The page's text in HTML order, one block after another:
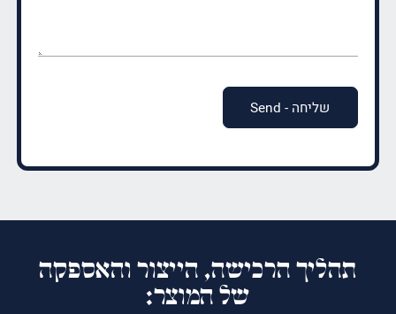
תהליך הרכישה, הייצור והאספקה
של המוצר: